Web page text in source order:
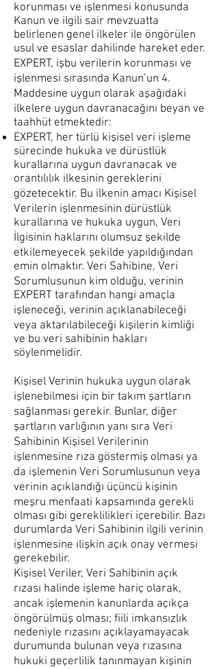
korunması ve işlenmesi konusunda
Kanun ve ilgili sair mevzuatta
belirlenen genel ilkeler ile öngörülen
usul ve esaslar dahilinde hareket eder.
EXPERT, işbu verilerin korunması ve
işlenmesi sırasında Kanun’un 4.
Maddesine uygun olarak aşağıdaki
ilkelere uygun davranacağını beyan ve
taahhüt etmektedir:
EXPERT, her türlü kişisel veri işleme
sürecinde hukuka ve dürüstlük
kurallarına uygun davranacak ve
orantılılık ilkesinin gereklerini
gözetecektir. Bu ilkenin amacı Kişisel
Verilerin işlenmesinin dürüstlük
kurallarına ve hukuka uygun, Veri
İlgisinin haklarını olumsuz şekilde
etkilemeyecek şekilde yapıldığından
emin olmaktır. Veri Sahibine, Veri
Sorumlusunun kim olduğu, verinin
EXPERT tarafından hangi amaçla
işleneceği, verinin açıklanabileceği
veya aktarılabileceği kişilerin kimliği
ve bu veri sahibinin hakları
söylenmelidir.
Kişisel Verinin hukuka uygun olarak
işlenebilmesi için bir takım şartların
sağlanması gerekir. Bunlar, diğer
şartların varlığının yanı sıra Veri
Sahibinin Kişisel Verilerinin
işlenmesine rıza göstermiş olması ya
da işlemenin Veri Sorumlusunun veya
verinin açıklandığı üçüncü kişinin
meşru menfaati kapsamında gerekli
olması gibi gereklilikleri içerebilir. Bazı
durumlarda Veri Sahibinin ilgili verinin
işlenmesine ilişkin açık onay vermesi
gerekebilir.
Kişisel Veriler, Veri Sahibinin açık
rızası halinde işleme hariç olarak,
ancak işlemenin kanunlarda açıkça
öngörülmüş olması; fiili imkansızlık
nedeniyle rızasını açıklayamayacak
durumunda bulunan veya rızasına
hukuki geçerlilik tanınmayan kişinin